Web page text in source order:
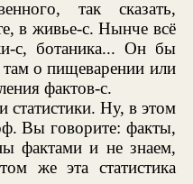
так сказать,
в живье-с. Нынче всё
с, ботаника... Он бы
о пищеварении или
фактов-с.
статистики. Ну, в этом
Вы говорите: факты,
фактами и не знаем,
же эта статистика